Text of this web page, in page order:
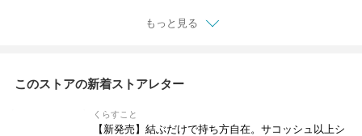
もっと見る
このストアの新着ストアレター
くらすこと
【新発売】結ぶだけで持ち方自在。サコッシュ以上シ